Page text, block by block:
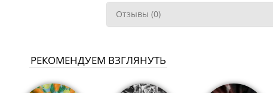
Отзывы (0)
РЕКОМЕНДУЕМ ВЗГЛЯНУТЬ